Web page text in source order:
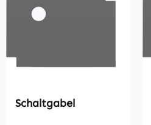
Schaltgabel